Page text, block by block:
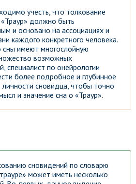
учесть, что толкование
должно быть
и основано на ассоциациях и
каждого конкретного человека.
сны имеют многослойную
возможных
специалист по онейрологии
более подробное и глубинное
личности сновидца, чтобы точно
и значение сна о «Траур».
сновидений по словарю
может иметь несколько